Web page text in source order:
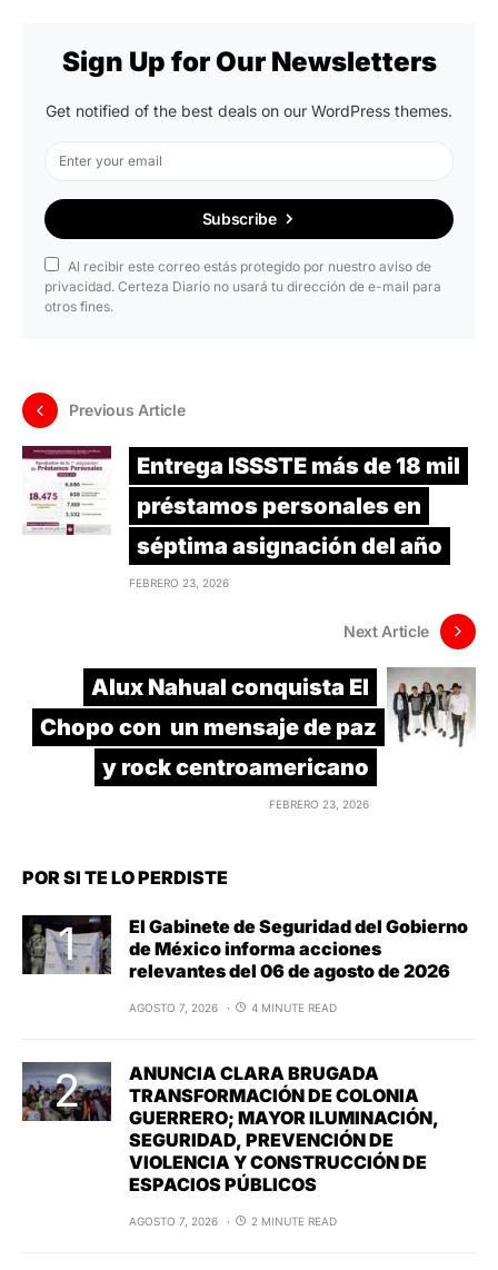
Sign Up for Our Newsletters
Get notified of the best deals on our WordPress themes.
Subscribe
Al recibir este correo estás protegido por nuestro aviso de
privacidad. Certeza Diario no usará tu dirección de e-mail para
otros fines.
Previous Article
Entrega ISSSTE más de 18 mil
préstamos personales en
séptima asignación del año
FEBRERO 23, 2026
Next Article
Alux Nahual conquista El
Chopo con un mensaje de paz
y rock centroamericano
FEBRERO 23, 2026
POR SI TE LO PERDISTE
El Gabinete de Seguridad del Gobierno
de México informa acciones
relevantes del 06 de agosto de 2026
AGOSTO 7, 2026 4 MINUTE READ
ANUNCIA CLARA BRUGADA
TRANSFORMACIÓN DE COLONIA
GUERRERO; MAYOR ILUMINACIÓN,
SEGURIDAD, PREVENCIÓN DE
VIOLENCIA Y CONSTRUCCIÓN DE
ESPACIOS PÚBLICOS
AGOSTO 7, 2026 2 MINUTE READ